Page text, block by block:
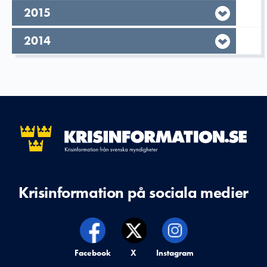
År,
2015
År,
2014
Krisinformation på sociala medier
Krisinformation på,
Facebook Krisinformation på,
X Krisinformation på,
Instagram